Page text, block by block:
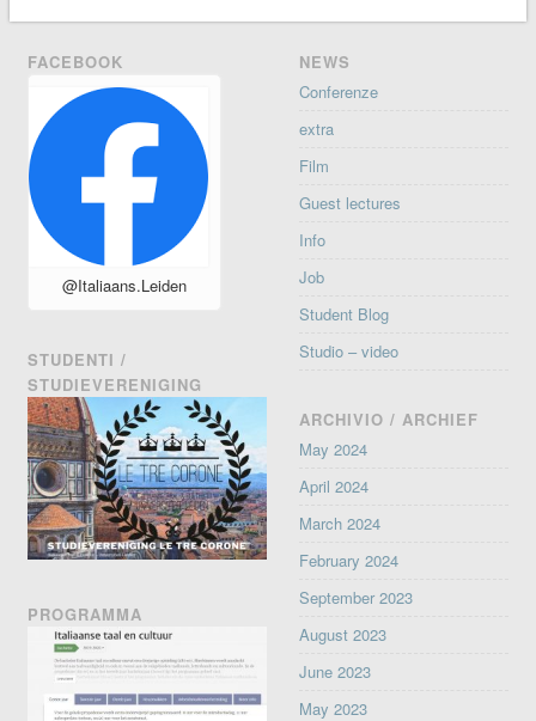
FACEBOOK
@Italiaans.Leiden
STUDENTI /
STUDIEVERENIGING
PROGRAMMA
NEWS
Conferenze
extra
Film
Guest lectures
Info
Job
Student Blog
Studio – video
ARCHIVIO / ARCHIEF
May 2024
April 2024
March 2024
February 2024
September 2023
August 2023
June 2023
May 2023